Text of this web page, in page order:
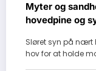
Myter og
hovedpine og
Sløret syn på
hov for at holde